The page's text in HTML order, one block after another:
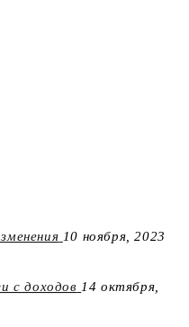
10 ноября, 2023
с доходов 14 октября,